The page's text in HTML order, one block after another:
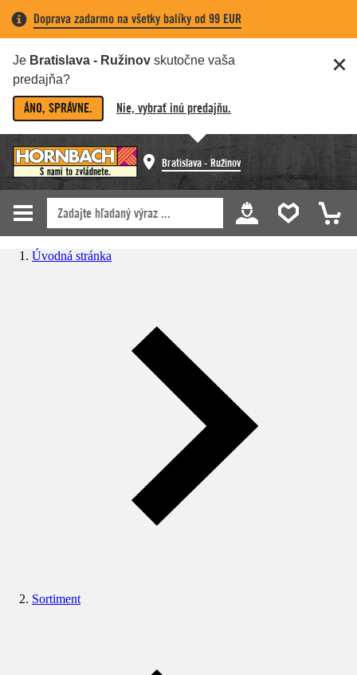
Doprava zadarmo na všetky balíky od 99 EUR
Je Bratislava - Ružinov skutočne vaša
predajňa?
ÁNO, SPRÁVNE. Nie, vybrať inú predajňu.
Bratislava - Ružinov
Úvodná stránka
Sortiment